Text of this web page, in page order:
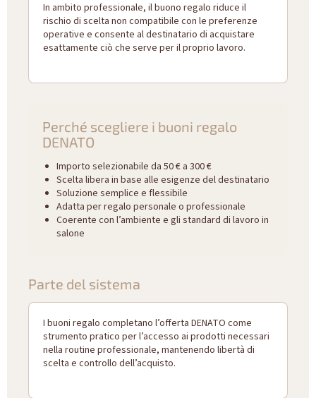
In ambito professionale, il buono regalo riduce il
rischio di scelta non compatibile con le preferenze
operative e consente al destinatario di acquistare
esattamente ciò che serve per il proprio lavoro.
Perché scegliere i buoni regalo
DENATO
Importo selezionabile da 50 € a 300 €
Scelta libera in base alle esigenze del destinatario
Soluzione semplice e flessibile
Adatta per regalo personale o professionale
Coerente con l’ambiente e gli standard di lavoro in
salone
Parte del sistema
I buoni regalo completano l’offerta DENATO come
strumento pratico per l’accesso ai prodotti necessari
nella routine professionale, mantenendo libertà di
scelta e controllo dell’acquisto.